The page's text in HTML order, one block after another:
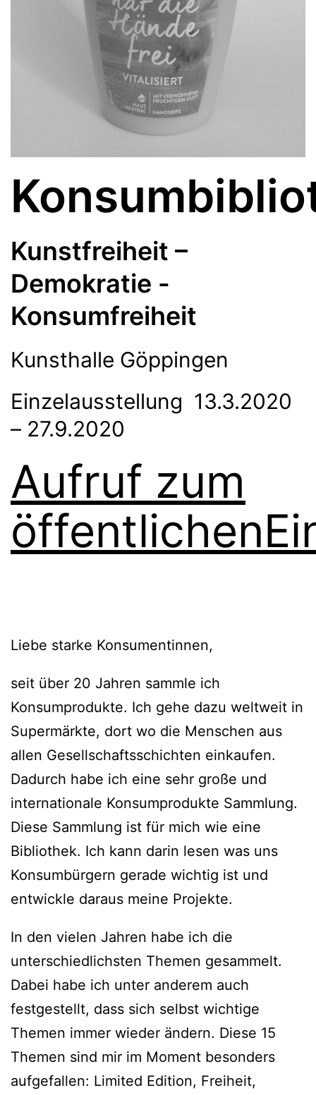
Kunstfreiheit –
Demokratie -
Konsumfreiheit
Kunsthalle Göppingen
Einzelausstellung 13.3.2020
– 27.9.2020
Aufruf zum
Liebe starke Konsumentinnen,
seit über 20 Jahren sammle ich
Konsumprodukte. Ich gehe dazu weltweit in
Supermärkte, dort wo die Menschen aus
allen Gesellschaftsschichten einkaufen.
Dadurch habe ich eine sehr große und
internationale Konsumprodukte Sammlung.
Diese Sammlung ist für mich wie eine
Bibliothek. Ich kann darin lesen was uns
Konsumbürgern gerade wichtig ist und
entwickle daraus meine Projekte.
In den vielen Jahren habe ich die
unterschiedlichsten Themen gesammelt.
Dabei habe ich unter anderem auch
festgestellt, dass sich selbst wichtige
Themen immer wieder ändern. Diese 15
Themen sind mir im Moment besonders
aufgefallen: Limited Edition, Freiheit,